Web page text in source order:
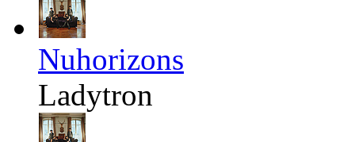
Nuhorizons
Ladytron